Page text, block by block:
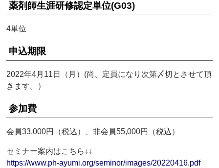
薬剤師生涯研修認定単位(G03)
4単位
申込期限
2022年4月11日（月）(尚、定員になり次第〆切とさせて頂
きます。）
参加費
会員33,000円（税込）、非会員55,000円（税込）
セミナー案内はこちら↓↓
https://www.ph-ayumi.org/seminor/images/20220416.pdf